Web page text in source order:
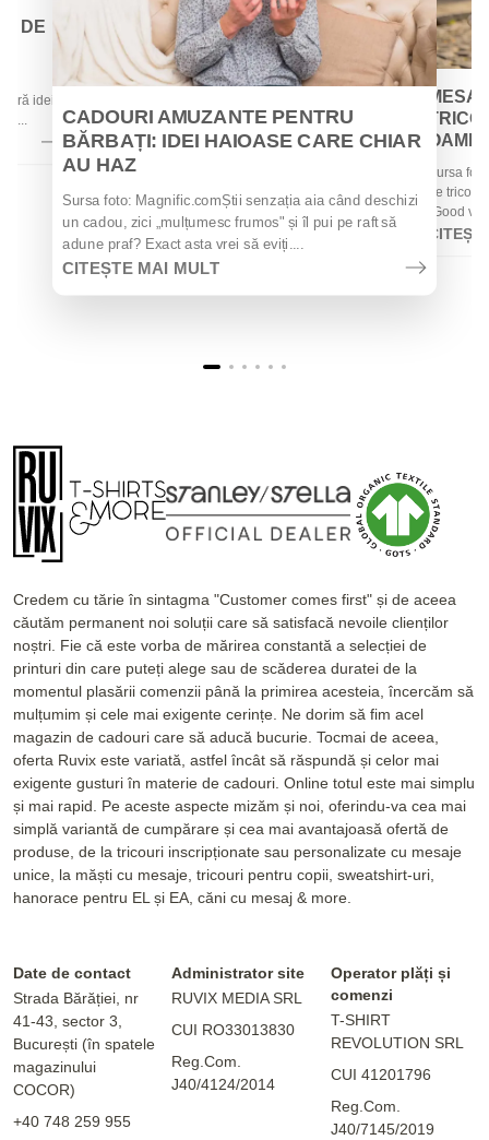
DE
idei
la...
CADOURI AMUZANTE PENTRU
BĂRBAȚI: IDEI HAIOASE CARE CHIAR
AU HAZ
Sursa foto: Magnific.comȘtii senzația aia când deschizi
un cadou, zici „mulțumesc frumos" și îl pui pe raft să
adune praf? Exact asta vrei să eviți....
CITEȘTE MAI MULT
Sursa
de
„Good
Credem cu tărie în sintagma "Customer comes first" și de aceea
căutăm permanent noi soluții care să satisfacă nevoile clienților
noștri. Fie că este vorba de mărirea constantă a selecției de
printuri din care puteți alege sau de scăderea duratei de la
momentul plasării comenzii până la primirea acesteia, încercăm să
mulțumim și cele mai exigente cerințe. Ne dorim să fim acel
magazin de cadouri care să aducă bucurie. Tocmai de aceea,
oferta Ruvix este variată, astfel încât să răspundă și celor mai
exigente gusturi în materie de cadouri. Online totul este mai simplu
și mai rapid. Pe aceste aspecte mizăm și noi, oferindu-va cea mai
simplă variantă de cumpărare și cea mai avantajoasă ofertă de
produse, de la tricouri inscripționate sau personalizate cu mesaje
unice, la măști cu mesaje, tricouri pentru copii, sweatshirt-uri,
hanorace pentru EL și EA, căni cu mesaj & more.
Date de contact
Strada Bărăției, nr
41-43, sector 3,
București (în spatele
magazinului
COCOR)
+40 748 259 955
Administrator site
RUVIX MEDIA SRL
CUI RO33013830
Reg.Com.
J40/4124/2014
Operator plăți și
comenzi
T-SHIRT
REVOLUTION SRL
CUI 41201796
Reg.Com.
J40/7145/2019